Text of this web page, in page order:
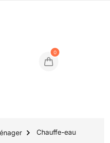
0
Chauffe-eau